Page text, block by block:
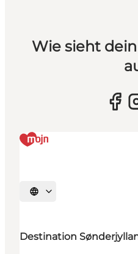
Wie sieht
Sprache auswählen
Destination